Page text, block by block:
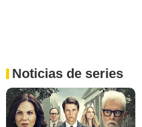
Noticias de series